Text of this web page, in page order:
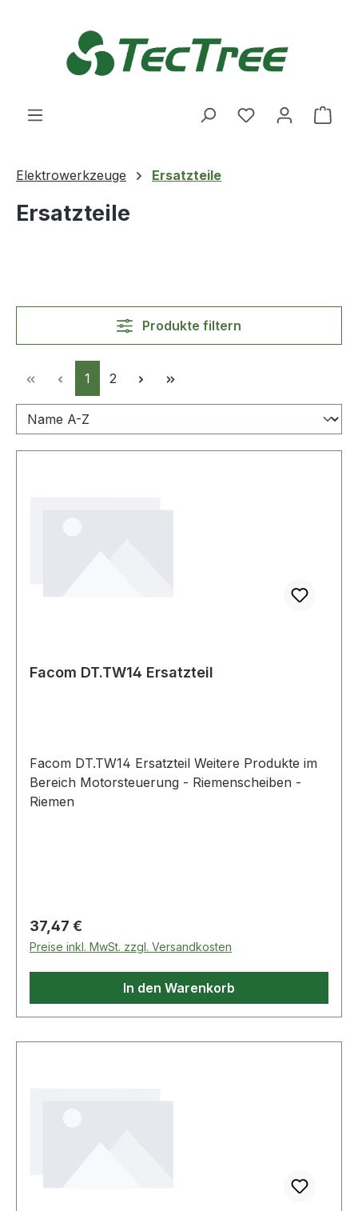
Du hast 0
Elektrowerkzeuge Ersatzteile
Ersatzteile
Produkte filtern
Seite
1 Seite
2
Facom DT.TW14 Ersatzteil
Facom DT.TW14 Ersatzteil Weitere Produkte im
Bereich Motorsteuerung - Riemenscheiben -
Riemen
Regulärer Preis:
37,47 €
Preise inkl. MwSt. zzgl. Versandkosten
In den Warenkorb